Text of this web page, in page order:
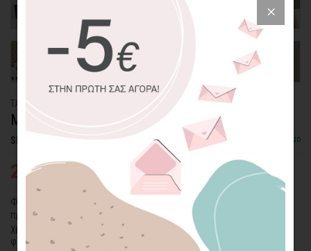
ΤΑΠΕΤΣΑΡΙΑ PATTERN
ΜΟΤΙΒΟ ΠΡΑΣΙΝΩΝ ΦΥΛΛΩΝ
SKU: WLP-41 Διαθέσιμο
24,26€ 34,65€
Φέρτε χρώμα και διακοσμητική φινέτσα στο σπίτι σας με την
προσθήκη αυτής της σύγχρονης ταπετσαρίας. Διαθέτει γήινα
χρώματα βγαλμένα από τη φύση που θα χαρίσουν ζεστασιά και
φινέτσα στο χώρο σας.